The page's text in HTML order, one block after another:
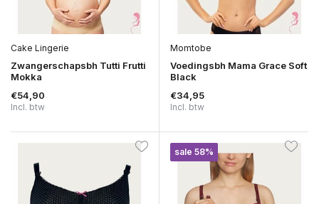
Cake Lingerie
Zwangerschapsbh Tutti Frutti
Mokka
€54,90
Incl. btw
Momtobe
Voedingsbh Mama Grace Soft
Black
€34,95
Incl. btw
sale 58%